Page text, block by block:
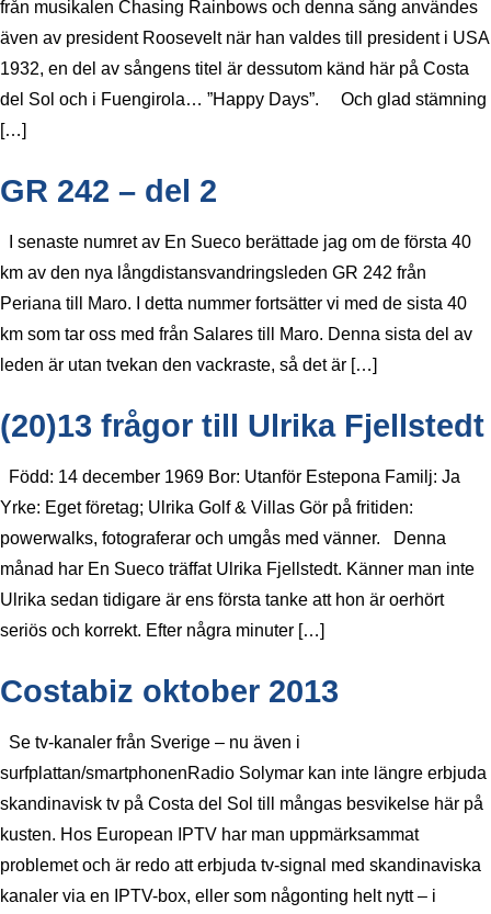
från musikalen Chasing Rainbows och denna sång användes
även av president Roosevelt när han valdes till president i USA
1932, en del av sångens titel är dessutom känd här på Costa
del Sol och i Fuengirola… ”Happy Days”. Och glad stämning
[…]
GR 242 – del 2
I senaste numret av En Sueco berättade jag om de första 40
km av den nya långdistansvandringsleden GR 242 från
Periana till Maro. I detta nummer fortsätter vi med de sista 40
km som tar oss med från Salares till Maro. Denna sista del av
leden är utan tvekan den vackraste, så det är […]
(20)13 frågor till Ulrika Fjellstedt
Född: 14 december 1969 Bor: Utanför Estepona Familj: Ja
Yrke: Eget företag; Ulrika Golf & Villas Gör på fritiden:
powerwalks, fotograferar och umgås med vänner. Denna
månad har En Sueco träffat Ulrika Fjellstedt. Känner man inte
Ulrika sedan tidigare är ens första tanke att hon är oerhört
seriös och korrekt. Efter några minuter […]
Costabiz oktober 2013
Se tv-kanaler från Sverige – nu även i
surfplattan/smartphonenRadio Solymar kan inte längre erbjuda
skandinavisk tv på Costa del Sol till mångas besvikelse här på
kusten. Hos European IPTV har man uppmärksammat
problemet och är redo att erbjuda tv-signal med skandinaviska
kanaler via en IPTV-box, eller som någonting helt nytt – i